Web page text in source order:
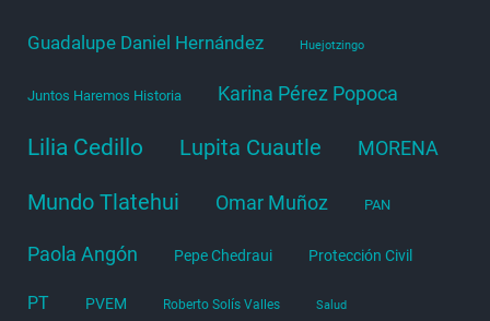
Guadalupe Daniel Hernández Huejotzingo
Juntos Haremos Historia Karina Pérez Popoca
Lilia Cedillo Lupita Cuautle MORENA
Mundo Tlatehui Omar Muñoz PAN
Paola Angón Pepe Chedraui Protección Civil
PT PVEM Roberto Solís Valles Salud